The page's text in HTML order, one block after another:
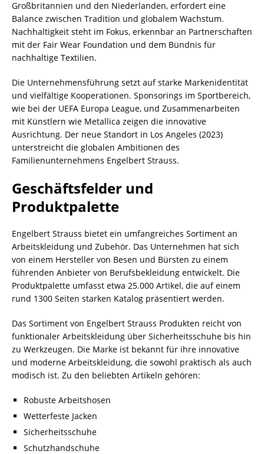
Großbritannien und den Niederlanden, erfordert eine
Balance zwischen Tradition und globalem Wachstum.
Nachhaltigkeit steht im Fokus, erkennbar an Partnerschaften
mit der Fair Wear Foundation und dem Bündnis für
nachhaltige Textilien.
Die Unternehmensführung setzt auf starke Markenidentität
und vielfältige Kooperationen. Sponsorings im Sportbereich,
wie bei der UEFA Europa League, und Zusammenarbeiten
mit Künstlern wie Metallica zeigen die innovative
Ausrichtung. Der neue Standort in Los Angeles (2023)
unterstreicht die globalen Ambitionen des
Familienunternehmens Engelbert Strauss.
Geschäftsfelder und
Produktpalette
Engelbert Strauss bietet ein umfangreiches Sortiment an
Arbeitskleidung und Zubehör. Das Unternehmen hat sich
von einem Hersteller von Besen und Bürsten zu einem
führenden Anbieter von Berufsbekleidung entwickelt. Die
Produktpalette umfasst etwa 25.000 Artikel, die auf einem
rund 1300 Seiten starken Katalog präsentiert werden.
Das Sortiment von Engelbert Strauss Produkten reicht von
funktionaler Arbeitskleidung über Sicherheitsschuhe bis hin
zu Werkzeugen. Die Marke ist bekannt für ihre innovative
und moderne Arbeitskleidung, die sowohl praktisch als auch
modisch ist. Zu den beliebten Artikeln gehören:
Robuste Arbeitshosen
Wetterfeste Jacken
Sicherheitsschuhe
Schutzhandschuhe